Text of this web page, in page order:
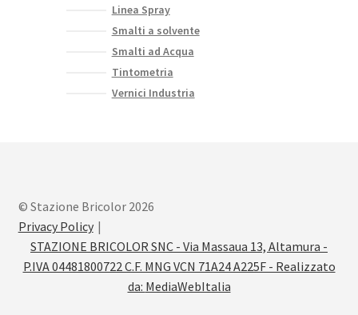
Linea Spray
Smalti a solvente
Smalti ad Acqua
Tintometria
Vernici Industria
© Stazione Bricolor 2026
Privacy Policy
STAZIONE BRICOLOR SNC - Via Massaua 13, Altamura -
P.IVA 04481800722 C.F. MNG VCN 71A24 A225F - Realizzato
da: MediaWebItalia